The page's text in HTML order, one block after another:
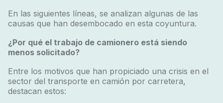
En las siguientes líneas, se analizan algunas de las
causas que han desembocado en esta coyuntura.
¿Por qué el trabajo de camionero está siendo
menos solicitado?
Entre los motivos que han propiciado una crisis en el
sector del transporte en camión por carretera,
destacan estos: